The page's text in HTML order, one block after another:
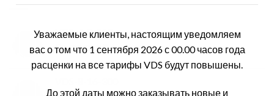
VDS-4-8-250
От: 10,800₸/ month
Уважаемые клиенты, настоящим уведомляем
вас о том что 1 сентября 2026 с 00.00 часов года
расценки на все тарифы VDS будут повышены.
До этой даты можно заказывать новые и